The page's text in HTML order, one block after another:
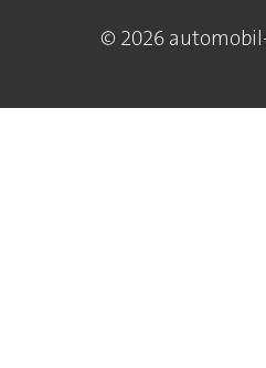
© 2026